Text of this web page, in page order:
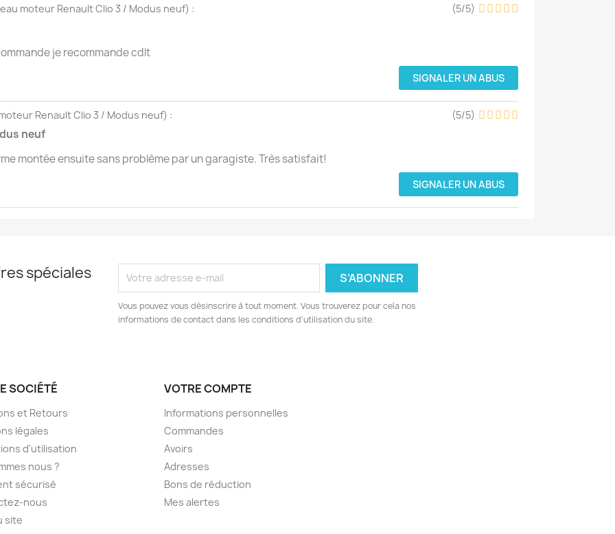
moteur Renault Clio 3 / Modus neuf) : (5/5)
je recommande cdlt
SIGNALER UN ABUS
Renault Clio 3 / Modus neuf) : (5/5)
neuf
montée ensuite sans problème par un garagiste. Très satisfait!
SIGNALER UN ABUS
spéciales
Vous pouvez vous désinscrire à tout moment. Vous trouverez pour cela nos
informations de contact dans les conditions d'utilisation du site.
SOCIÉTÉ
et Retours
légales
d'utilisation
nous ?
sécurisé
nous
site
VOTRE COMPTE
Informations personnelles
Commandes
Avoirs
Adresses
Bons de réduction
Mes alertes